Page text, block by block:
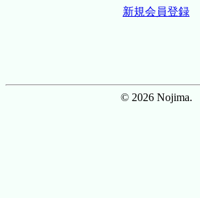
新規会員登録
© 2026 Nojima.